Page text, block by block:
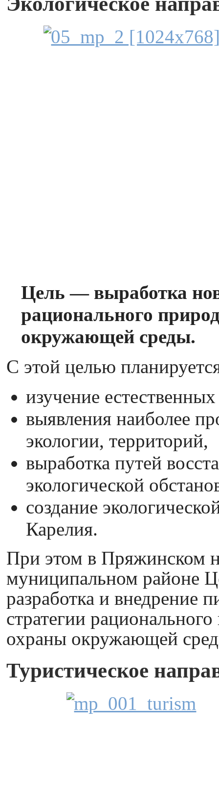
Цель — выработка
рационального
окружающей среды.
С этой целью
изучение
выявления наиболее
экологии, территорий,
выработка путей
экологической
создание
Карелия.
При этом в Пряжинском
муниципальном районе
разработка и внедрение
стратегии
охраны окружающей
Туристическое